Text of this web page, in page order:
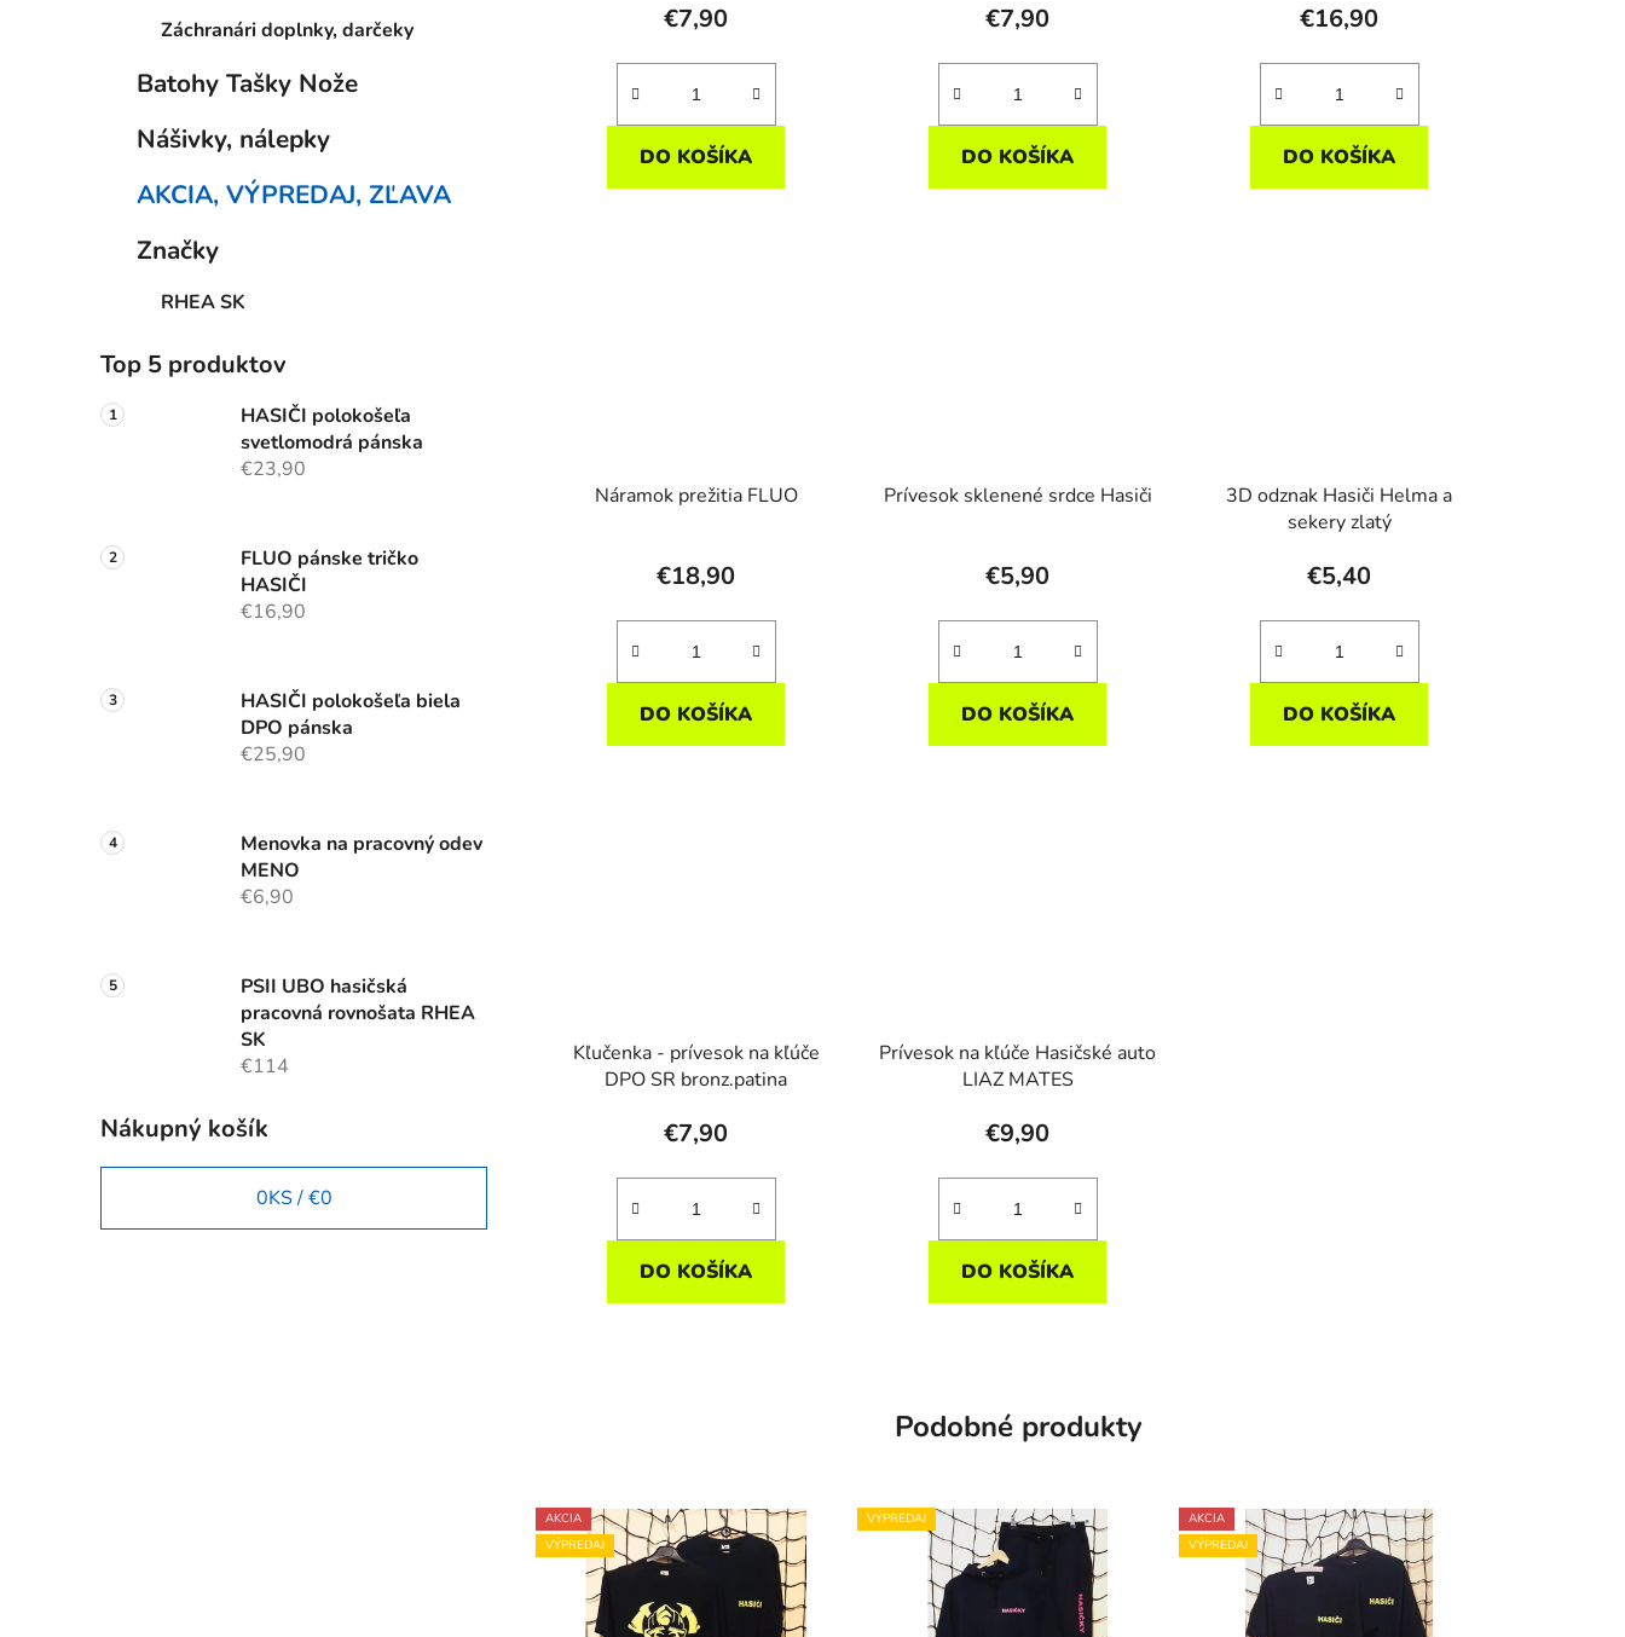
Záchranári doplnky, darčeky
Batohy Tašky Nože
Nášivky, nálepky
AKCIA, VÝPREDAJ, ZĽAVA
Značky
RHEA SK
Top 5 produktov
HASIČI polokošeľa
svetlomodrá pánska
€23,90
FLUO pánske tričko
HASIČI
€16,90
HASIČI polokošeľa biela
DPO pánska
€25,90
Menovka na pracovný odev
MENO
€6,90
PSII UBO hasičská
pracovná rovnošata RHEA
SK
€114
Nákupný košík
0KS /€0
€7,90
DO KOŠÍKA
€7,90
DO KOŠÍKA
€16,90
DO KOŠÍKA
Náramok prežitia FLUO
€18,90
DO KOŠÍKA
Prívesok sklenené srdce Hasiči
€5,90
DO KOŠÍKA
3D odznak Hasiči Helma a
sekery zlatý
€5,40
DO KOŠÍKA
Kľučenka - prívesok na kľúče
DPO SR bronz.patina
€7,90
DO KOŠÍKA
Prívesok na kľúče Hasičské auto
LIAZ MATES
€9,90
DO KOŠÍKA
Podobné produkty
AKCIA
VÝPREDAJ
VÝPREDAJ
AKCIA
VÝPREDAJ